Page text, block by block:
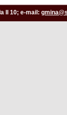
II 10; e-mail: